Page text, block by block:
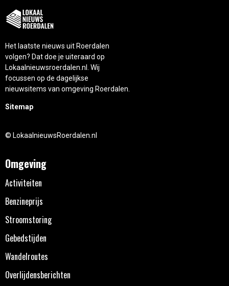
Het laatste nieuws uit Roerdalen
volgen? Dat doe je uiteraard op
Lokaalnieuwsroerdalen.nl. Wij
focussen op de dagelijkse
nieuwsitems van omgeving Roerdalen.
Sitemap
© LokaalnieuwsRoerdalen.nl
Omgeving
Activiteiten
Benzineprijs
Stroomstoring
Gebedstijden
Wandelroutes
Overlijdensberichten